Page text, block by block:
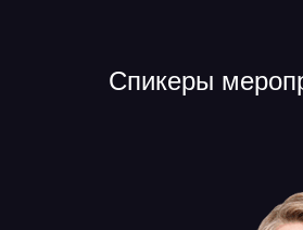
Спикеры